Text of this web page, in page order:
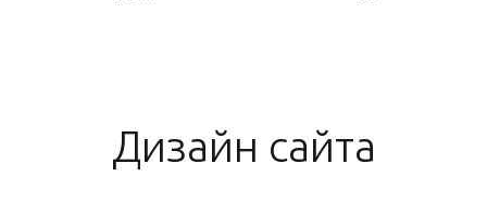
Дизайн сайта